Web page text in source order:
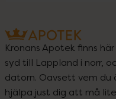
Kronans Apotek finns
syd till Lappland i norr,
datorn. Oavsett vem
hjälpa just dig att må